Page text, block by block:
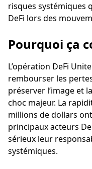
risques systémiques
DeFi lors des
Pourquoi ça
L’opération DeFi
rembourser les
préserver l’image et
choc majeur. La
millions de dollars
principaux acteurs
sérieux leur
systémiques.